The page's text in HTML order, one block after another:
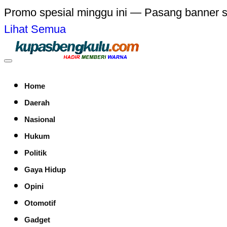
Promo spesial minggu ini — Pasang banner
Lihat Semua
Home
Daerah
Nasional
Hukum
Politik
Gaya Hidup
Opini
Otomotif
Gadget